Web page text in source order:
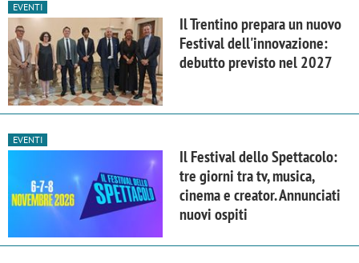
EVENTI
Il Trentino prepara un nuovo
Festival dell'innovazione:
debutto previsto nel 2027
EVENTI
Il Festival dello Spettacolo:
tre giorni tra tv, musica,
cinema e creator. Annunciati
nuovi ospiti